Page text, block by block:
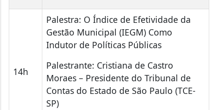
14h
Palestra: O Índice de Efetividade da
Gestão Municipal (IEGM) Como
Indutor de Políticas Públicas
Palestrante: Cristiana de Castro
Moraes – Presidente do Tribunal de
Contas do Estado de São Paulo (TCE-
SP)